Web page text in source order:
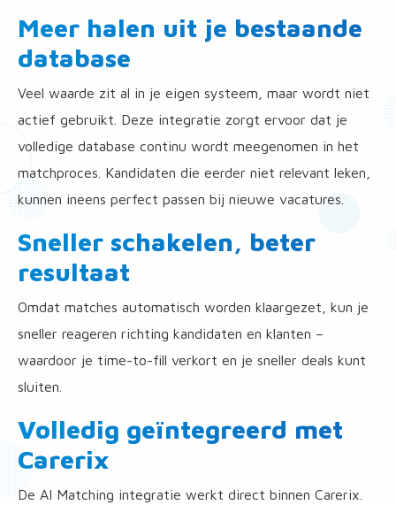
Meer halen uit je bestaande
database
Veel waarde zit al in je eigen systeem, maar wordt niet
actief gebruikt. Deze integratie zorgt ervoor dat je
volledige database continu wordt meegenomen in het
matchproces. Kandidaten die eerder niet relevant leken,
kunnen ineens perfect passen bij nieuwe vacatures.
Sneller schakelen, beter
resultaat
Omdat matches automatisch worden klaargezet, kun je
sneller reageren richting kandidaten en klanten –
waardoor je time-to-fill verkort en je sneller deals kunt
sluiten.
Volledig geïntegreerd met
Carerix
De AI Matching integratie werkt direct binnen Carerix.